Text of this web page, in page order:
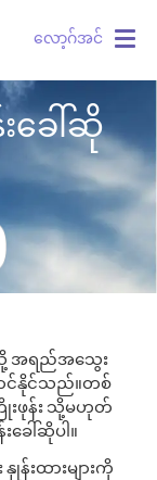
လော့ဂ်အင်
ခေါ်ဆို
သို့ အရည်အသွေး
ာင်နိုင်သည်။တစ်
ြိုးဖုန်း သို့မဟုတ်
ေါ်ဆိုပါ။
းထားများကို